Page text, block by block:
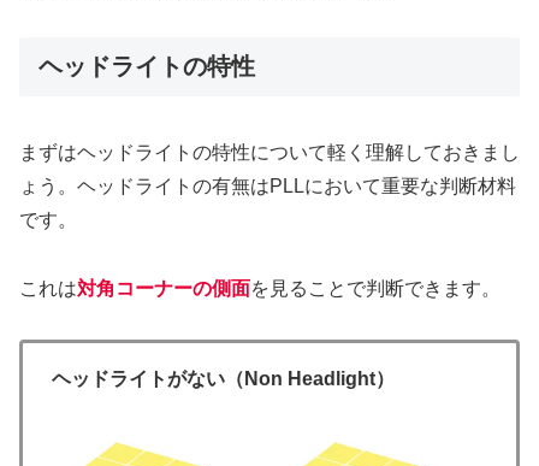
ヘッドライトの特性
まずはヘッドライトの特性について軽く理解しておきまし
ょう。ヘッドライトの有無はPLLにおいて重要な判断材料
です。
これは対角コーナーの側面を見ることで判断できます。
ヘッドライトがない（Non Headlight）